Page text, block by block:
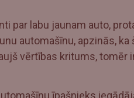
par labu jaunam auto,
automašīnu, apzinās,
vērtības kritums, tomēr
īpašnieks